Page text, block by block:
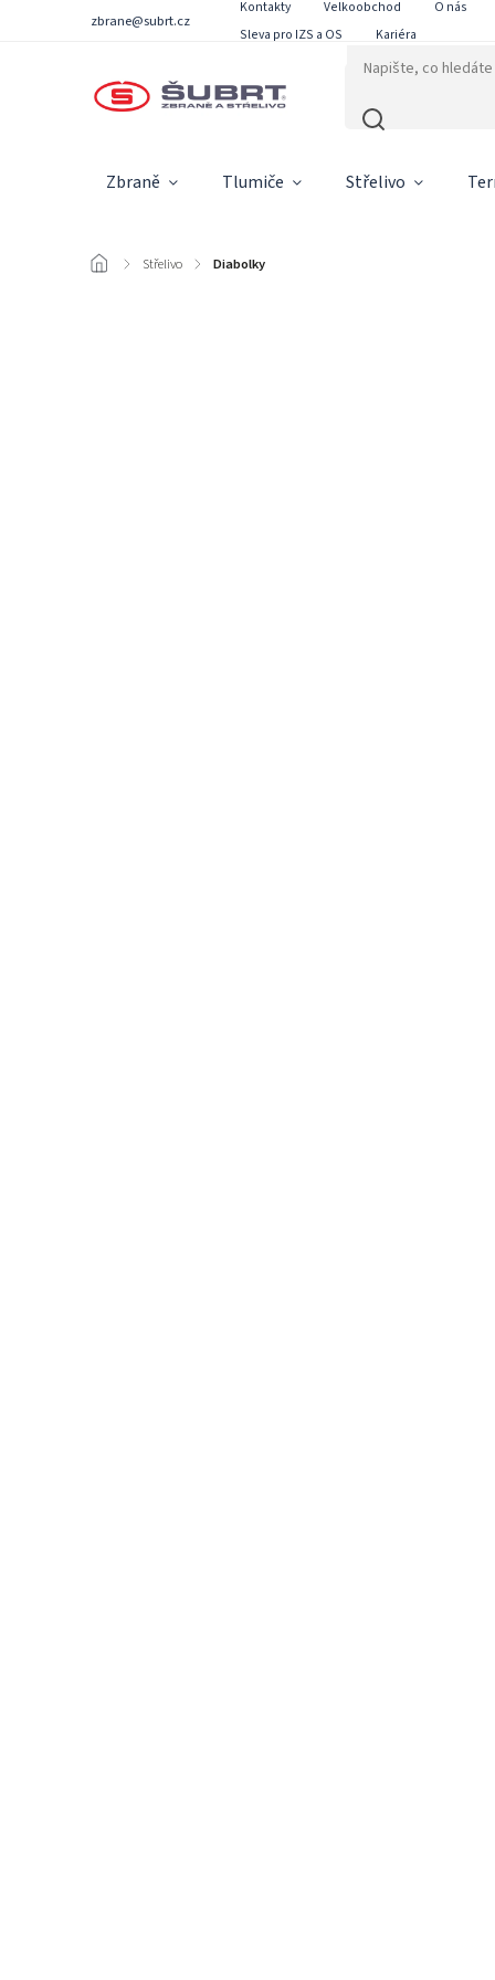
zbrane@subrt.cz
Kontakty Velkoobchod O nás
Sleva pro IZS a OS
Kariéra
Zbraně Tlumiče Střelivo
/ Střelivo / Diabolky